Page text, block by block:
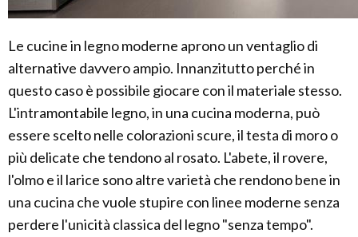
Le cucine in legno moderne aprono un ventaglio di
alternative davvero ampio. Innanzitutto perché in
questo caso è possibile giocare con il materiale stesso.
L'intramontabile legno, in una cucina moderna, può
essere scelto nelle colorazioni scure, il testa di moro o
più delicate che tendono al rosato. L'abete, il rovere,
l'olmo e il larice sono altre varietà che rendono bene in
una cucina che vuole stupire con linee moderne senza
perdere l'unicità classica del legno "senza tempo".